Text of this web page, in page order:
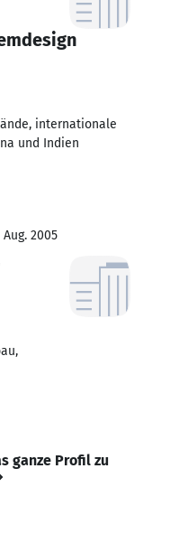
internationale
und Indien
2005
ganze Profil zu